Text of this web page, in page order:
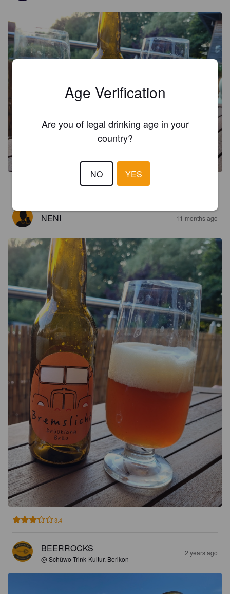
NENI 11 months ago
3.4
BEERROCKS
@ Schüwo Trink-Kultur, Berikon
2 years ago
Age Verification
Are you of legal drinking age in your
country?
NO YES